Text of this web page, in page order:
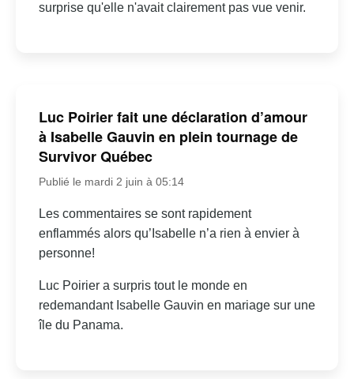
surprise qu'elle n'avait clairement pas vue venir.
Luc Poirier fait une déclaration d’amour
à Isabelle Gauvin en plein tournage de
Survivor Québec
Publié le mardi 2 juin à 05:14
Les commentaires se sont rapidement
enflammés alors qu’Isabelle n’a rien à envier à
personne!
Luc Poirier a surpris tout le monde en
redemandant Isabelle Gauvin en mariage sur une
île du Panama.